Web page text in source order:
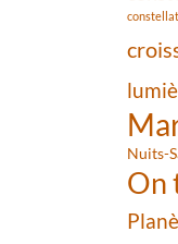
Nuits-
On